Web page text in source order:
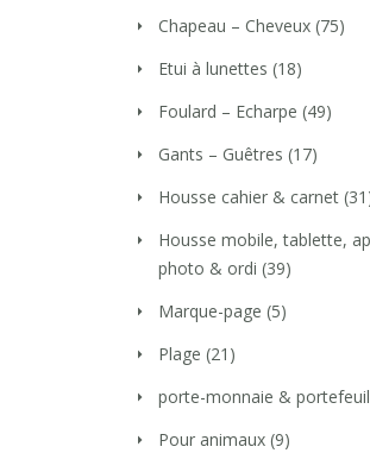
Chapeau – Cheveux (75)
Etui à lunettes (18)
Foulard – Echarpe (49)
Gants – Guêtres (17)
Housse cahier & carnet
Housse mobile, tablette,
photo & ordi (39)
Marque-page (5)
Plage (21)
porte-monnaie &
Pour animaux (9)